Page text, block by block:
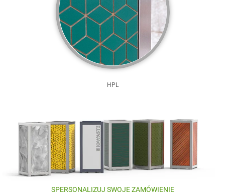
HPL
SPERSONALIZUJ SWOJE ZAMÓWIENIE